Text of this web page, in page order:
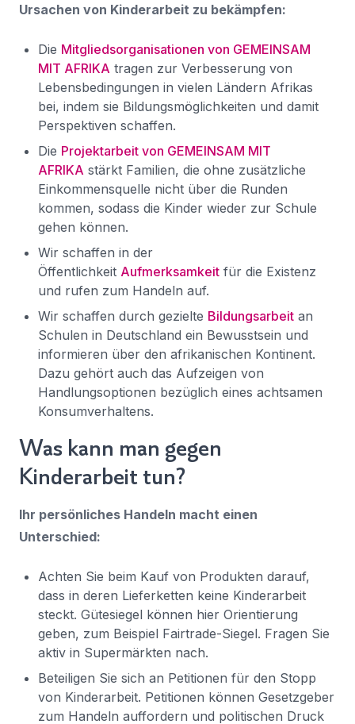
Ursachen von Kinderarbeit zu bekämpfen:
Die Mitgliedsorganisationen von GEMEINSAM
MIT AFRIKA tragen zur Verbesserung von
Lebensbedingungen in vielen Ländern Afrikas
bei, indem sie Bildungsmöglichkeiten und damit
Perspektiven schaffen.
Die Projektarbeit von GEMEINSAM MIT
AFRIKA stärkt Familien, die ohne zusätzliche
Einkommensquelle nicht über die Runden
kommen, sodass die Kinder wieder zur Schule
gehen können.
Wir schaffen in der
Öffentlichkeit Aufmerksamkeit für die Existenz
und rufen zum Handeln auf.
Wir schaffen durch gezielte Bildungsarbeit an
Schulen in Deutschland ein Bewusstsein und
informieren über den afrikanischen Kontinent.
Dazu gehört auch das Aufzeigen von
Handlungsoptionen bezüglich eines achtsamen
Konsumverhaltens.
Was kann man gegen
Kinderarbeit tun?
Ihr persönliches Handeln macht einen
Unterschied:
Achten Sie beim Kauf von Produkten darauf,
dass in deren Lieferketten keine Kinderarbeit
steckt. Gütesiegel können hier Orientierung
geben, zum Beispiel Fairtrade-Siegel. Fragen Sie
aktiv in Supermärkten nach.
Beteiligen Sie sich an Petitionen für den Stopp
von Kinderarbeit. Petitionen können Gesetzgeber
zum Handeln auffordern und politischen Druck